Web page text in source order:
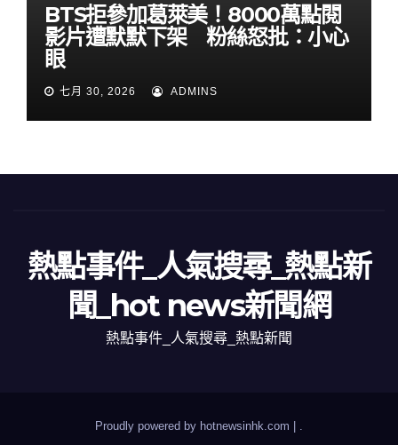
BTS拒參加葛萊美！8000萬點閱
影片遭默默下架 粉絲怒批：小心
眼
七月 30, 2026 ADMINS
熱點事件_人氣搜尋_熱點新
聞_hot news新聞網
熱點事件_人氣搜尋_熱點新聞
Proudly powered by hotnewsinhk.com |